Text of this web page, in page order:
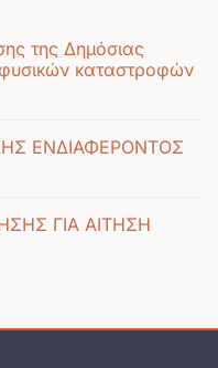
της Δημόσιας
καταστροφών
ΕΝΔΙΑΦΕΡΟΝΤΟΣ
ΓΙΑ ΑΙΤΗΣΗ